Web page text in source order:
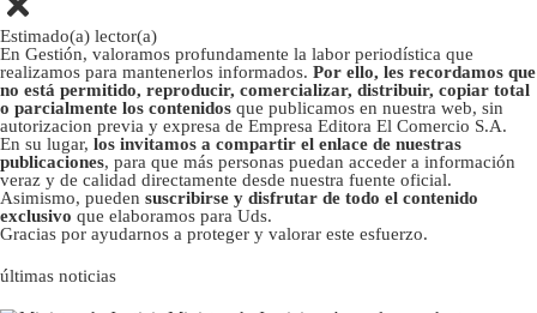
Estimado(a) lector(a)
En Gestión, valoramos profundamente la labor periodística que
realizamos para mantenerlos informados. Por ello, les recordamos que
no está permitido, reproducir, comercializar, distribuir, copiar total
o parcialmente los contenidos que publicamos en nuestra web, sin
autorizacion previa y expresa de Empresa Editora El Comercio S.A.
En su lugar, los invitamos a compartir el enlace de nuestras
publicaciones, para que más personas puedan acceder a información
veraz y de calidad directamente desde nuestra fuente oficial.
Asimismo, pueden suscribirse y disfrutar de todo el contenido
exclusivo que elaboramos para Uds.
Gracias por ayudarnos a proteger y valorar este esfuerzo.
últimas noticias